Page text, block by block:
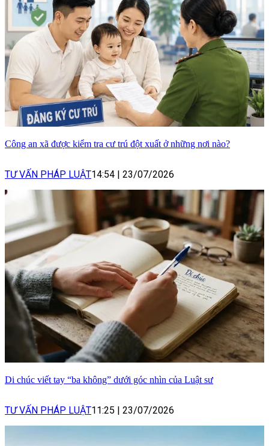
Công an xã được kiểm tra cư trú đột xuất ở những nơi nào?
TƯ VẤN PHÁP LUẬT14:54 23/07/2026
Di chúc viết tay “ba không” dưới góc nhìn của Luật sư
TƯ VẤN PHÁP LUẬT11:25 23/07/2026